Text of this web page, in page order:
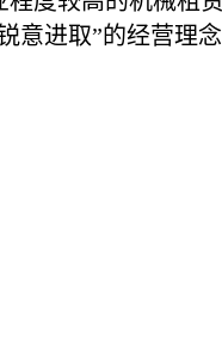
进取”的经营理